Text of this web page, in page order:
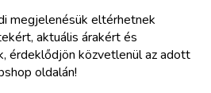
megjelenésük eltérhetnek
aktuális árakért és
érdeklődjön közvetlenül az adott
oldalán!